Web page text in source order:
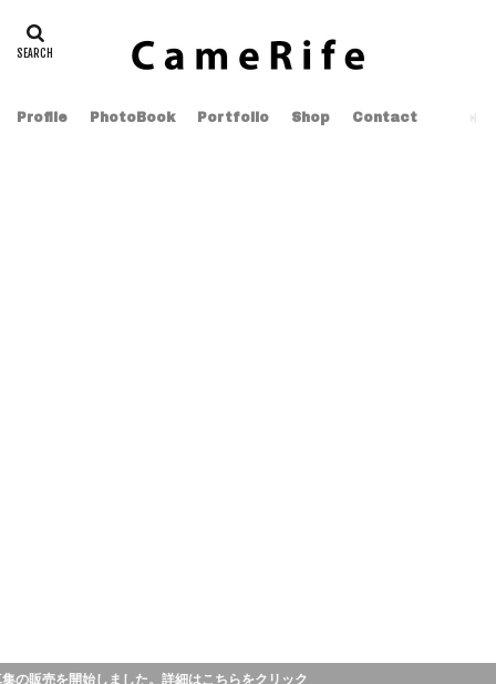
Profile PhotoBook Portfolio Shop Contact
を開始しました。詳細はこちらをクリック